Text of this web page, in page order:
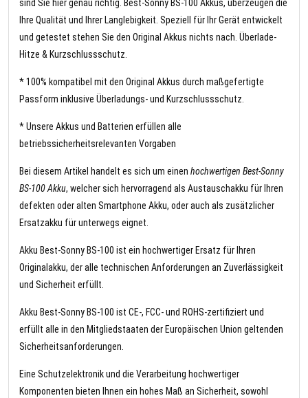
sind Sie hier genau richtig. Best-Sonny BS-100 Akkus, überzeugen die
Ihre Qualität und Ihrer Langlebigkeit. Speziell für Ihr Gerät entwickelt
und getestet stehen Sie den Original Akkus nichts nach. Überlade-
Hitze & Kurzschlussschutz.
* 100% kompatibel mit den Original Akkus durch maßgefertigte
Passform inklusive Überladungs- und Kurzschlussschutz.
* Unsere Akkus und Batterien erfüllen alle
betriebssicherheitsrelevanten Vorgaben
Bei diesem Artikel handelt es sich um einen hochwertigen Best-Sonny
BS-100 Akku, welcher sich hervorragend als Austauschakku für Ihren
defekten oder alten Smartphone Akku, oder auch als zusätzlicher
Ersatzakku für unterwegs eignet.
Akku Best-Sonny BS-100 ist ein hochwertiger Ersatz für Ihren
Originalakku, der alle technischen Anforderungen an Zuverlässigkeit
und Sicherheit erfüllt.
Akku Best-Sonny BS-100 ist CE-, FCC- und ROHS-zertifiziert und
erfüllt alle in den Mitgliedstaaten der Europäischen Union geltenden
Sicherheitsanforderungen.
Eine Schutzelektronik und die Verarbeitung hochwertiger
Komponenten bieten Ihnen ein hohes Maß an Sicherheit, sowohl